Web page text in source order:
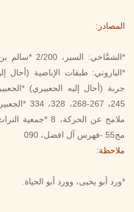
المصادر:
*الباروني: طبقات الإباضية (أحال
ملامح عن الحركة،
مج55 -فهرس آل افضل، 090
ملاحظة:
*ورد أبو يحيى، وورد أبو الحياة.